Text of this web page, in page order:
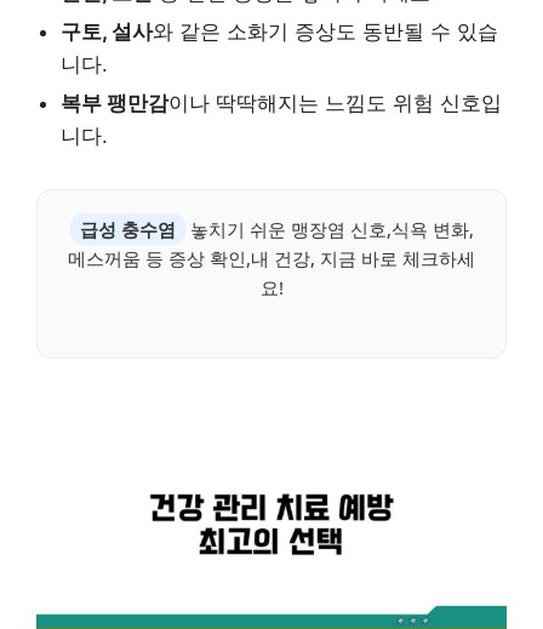
구토, 설사와 같은 소화기 증상도 동반될 수 있습
니다.
복부 팽만감이나 딱딱해지는 느낌도 위험 신호입
니다.
급성 충수염
놓치기 쉬운 맹장염 신호,식욕 변화,
메스꺼움 등 증상 확인,내 건강, 지금 바로 체크하세
요!